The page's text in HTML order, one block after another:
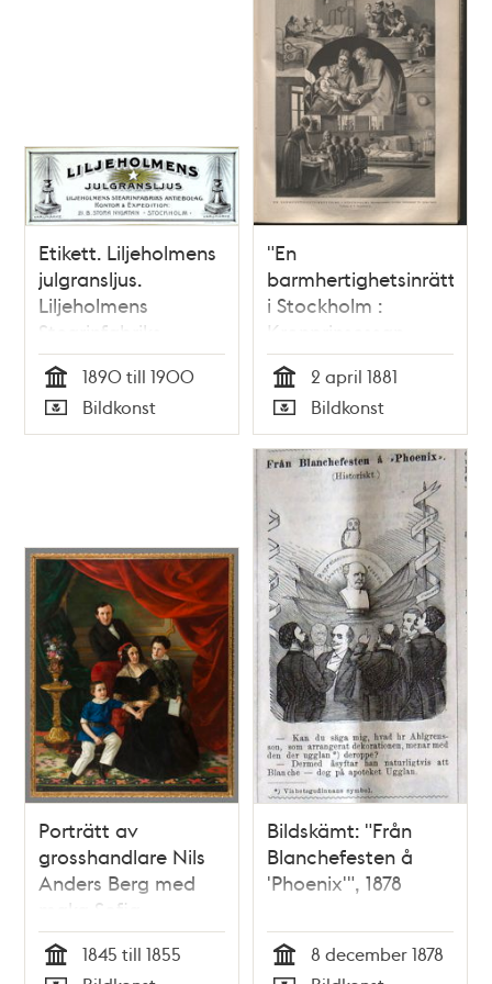
Etikett. Liljeholmens
julgransljus.
Liljeholmens
Stearinfabriks-
Aktiebolag
Tid
1890 till 1900
Typ
Bildkonst
"En
i Stockholm :
Kronprinsessan
Lovisas Vårdanstalt
för sjuka barn" -
tryckt illustration
1881
Tid
2 april 1881
Typ
Bildkonst
Porträtt av
grosshandlare Nils
Anders Berg med
maka Sofia
Petronella Unonius
och sönerna Emil
Tid
1845 till 1855
Bildskämt: "Från
Blanchefesten å
'Phoenix'", 1878
Tid
8 december 1878